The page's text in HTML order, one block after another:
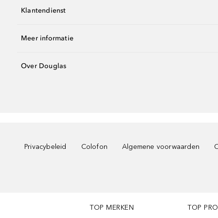
Klantendienst
Meer informatie
Over Douglas
Privacybeleid Colofon Algemene voorwaarden
TOP MERKEN TOP